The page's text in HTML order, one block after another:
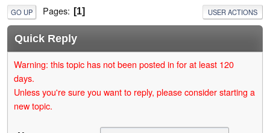
GO UP Pages 1 USER ACTIONS
Quick Reply
Warning: this topic has not been posted in for at least 120
days.
Unless you're sure you want to reply, please consider starting a
new topic.